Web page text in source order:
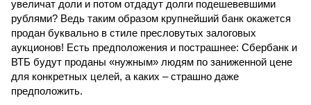
увеличат доли и потом отдадут долги подешевевшими
рублями? Ведь таким образом крупнейший банк окажется
продан буквально в стиле пресловутых залоговых
аукционов! Есть предположения и пострашнее: Сбербанк и
ВТБ будут проданы «нужным» людям по заниженной цене
для конкретных целей, а каких – страшно даже
предположить.